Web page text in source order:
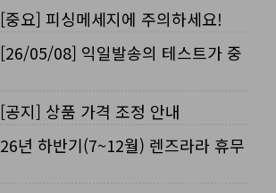
[중요] 피싱메세지에 주의하세요!
[26/05/08] 익일발송의 테스트가 중
[공지] 상품 가격 조정 안내
26년 하반기(7~12월) 렌즈라라 휴무